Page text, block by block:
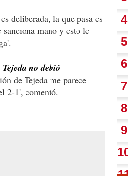
deliberada, la que pasa es
mano y esto le
no debió
de Tejeda me parece
2-1', comentó.